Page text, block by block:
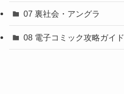
07 裏社会・アングラ
08 電子コミック攻略ガイド